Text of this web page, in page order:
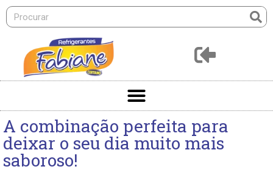
A combinação perfeita para
deixar o seu dia muito mais
saboroso!